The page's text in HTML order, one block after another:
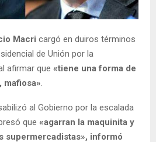
Macri cargó en duiros términos
de Unión por la
afirmar que «tiene una forma de
mafiosa».
al Gobierno por la escalada
que «agarran la maquinita y
supermercadistas», informó